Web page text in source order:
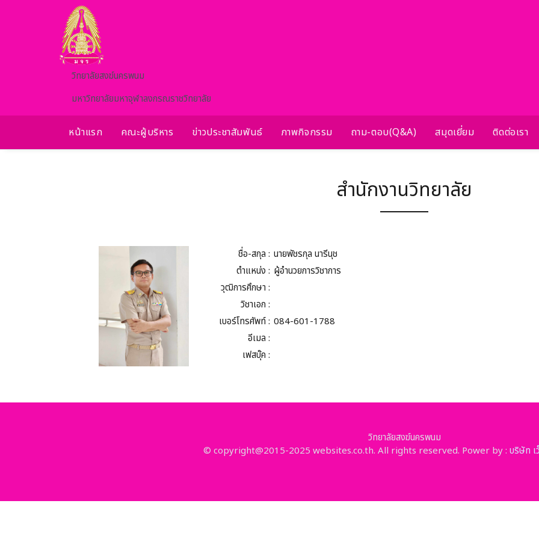
Skip to main content
วิทยาลัยสงฆ์นครพนม
มหาวิทยาลัยมหาจุฬาลงกรณราชวิทยาลัย
หน้าแรก คณะผู้บริหาร ข่าวประชาสัมพันธ์ ภาพกิจกรรม ถาม-ตอบ(Q&A) สมุดเยี่ยม ติดต่อเรา
สำนักงานวิทยาลัย
ชื่อ-สกุล : นายพัชรกุล นารีนุช
ตำแหน่ง : ผู้อำนวยการวิชาการ
วุฒิการศึกษา :
วิชาเอก :
เบอร์โทรศัพท์ : 084-601-1788
อีเมล :
เฟสบุ๊ค :
วิทยาลัยสงฆ์นครพนม
© copyright@2015-2025 websites.co.th. All rights reserved. Power by : บริษัท เ